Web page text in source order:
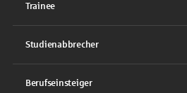
Trainee
Studienabbrecher
Berufseinsteiger